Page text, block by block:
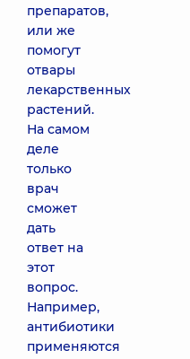
препаратов,
или же
помогут
отвары
лекарственных
растений.
На самом
деле
только
врач
сможет
дать
ответ на
этот
вопрос.
Например,
антибиотики
применяются